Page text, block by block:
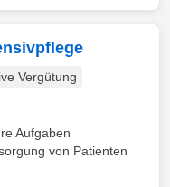
Vergütung
Aufgaben
von Patienten